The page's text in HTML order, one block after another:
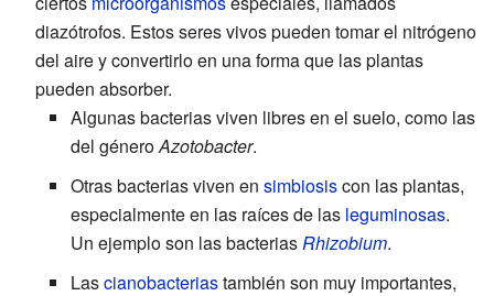
diazótrofos. Estos seres vivos pueden tomar el nitrógeno
del aire y convertirlo en una forma que las plantas
pueden absorber.
Algunas bacterias viven libres en el suelo, como las
del géneroAzotobacter.
Otras bacterias viven en simbiosiscon las plantas,
especialmente en las raíces de las leguminosas.
Un ejemplo son las bacteriasRhizobium.
Lascianobacteriastambién son muy importantes,